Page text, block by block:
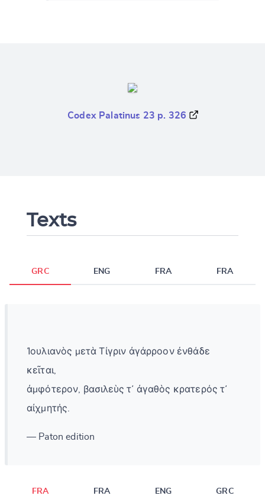
Codex Palatinus 23 p. 326
Texts
GRC ENG FRA FRA
Ἰουλιανὸς μετὰ Τίγριν ἀγάρροον ἐνθάδε
κεῖται,
ἀμφότερον, βασιλεὺς τ᾽ ἀγαθὸς κρατερός τ᾽
αἰχμητής.
— Paton edition
FRA FRA ENG GRC